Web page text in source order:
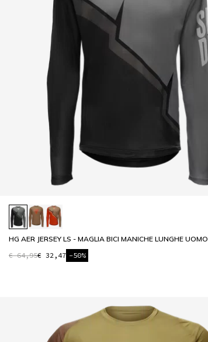
HG AER JERSEY LS - MAGLIA BICI MANICHE LUNGHE UOMO
€ 64,95€ 32,47 -50%